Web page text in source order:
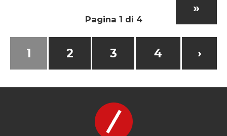
#MUSEO NAZIONALE DELL’AUTOMOBILE DI TORINO
Pagina 1 di 4
1 2 3 4 ›
»